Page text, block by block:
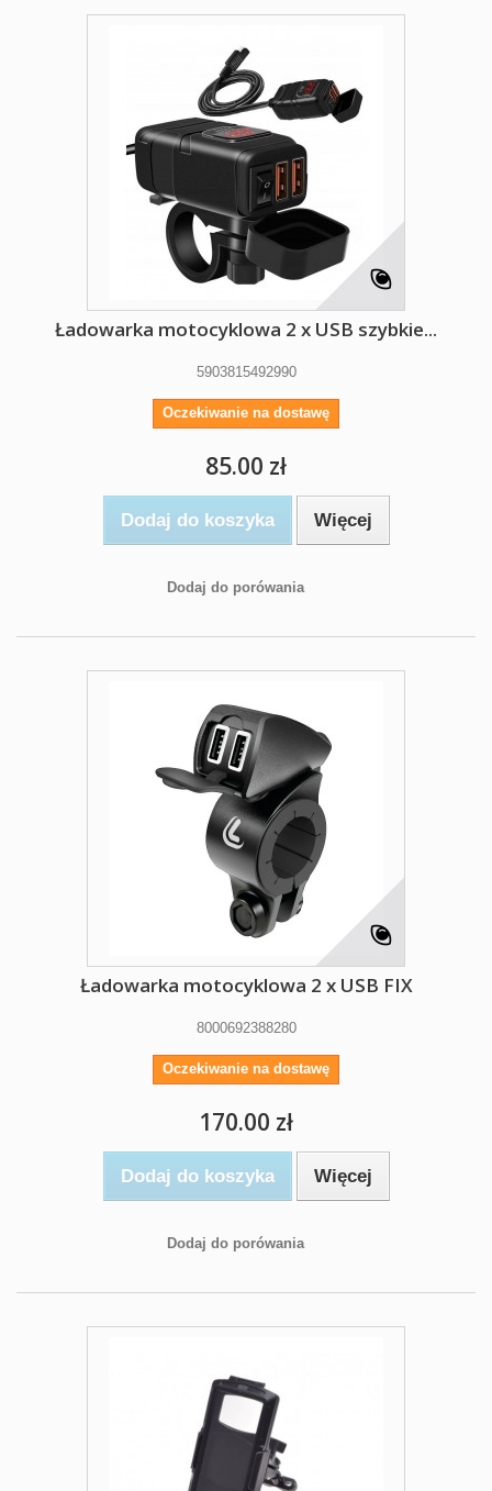
Ładowarka motocyklowa 2 x USB szybkie...
5903815492990
Oczekiwanie na dostawę
85.00 zł
Dodaj do koszyka Więcej
Dodaj do porówania
Ładowarka motocyklowa 2 x USB FIX
8000692388280
Oczekiwanie na dostawę
170.00 zł
Dodaj do koszyka Więcej
Dodaj do porówania